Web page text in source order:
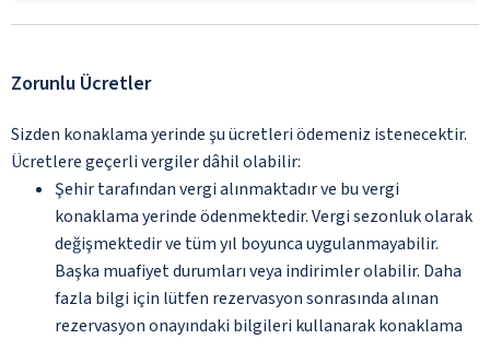
Zorunlu Ücretler
Sizden konaklama yerinde şu ücretleri ödemeniz istenecektir.
Ücretlere geçerli vergiler dâhil olabilir:
Şehir tarafından vergi alınmaktadır ve bu vergi
konaklama yerinde ödenmektedir. Vergi sezonluk olarak
değişmektedir ve tüm yıl boyunca uygulanmayabilir.
Başka muafiyet durumları veya indirimler olabilir. Daha
fazla bilgi için lütfen rezervasyon sonrasında alınan
rezervasyon onayındaki bilgileri kullanarak konaklama